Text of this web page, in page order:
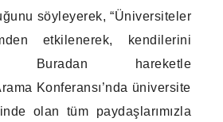
söyleyerek, “Üniversiteler
etkilenerek, kendilerini
Buradan hareketle
Konferansı’nda üniversite
olan tüm paydaşlarımızla